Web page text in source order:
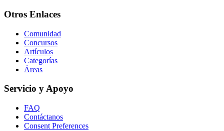
Otros Enlaces
Comunidad
Concursos
Artículos
Categorías
Áreas
Servicio y Apoyo
FAQ
Contáctanos
Consent Preferences